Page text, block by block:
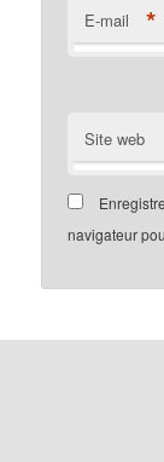
E-mail *
Site web
navigateur